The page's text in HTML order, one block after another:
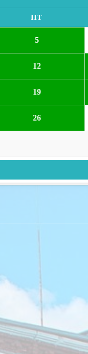
ПТ
5
12
19
26